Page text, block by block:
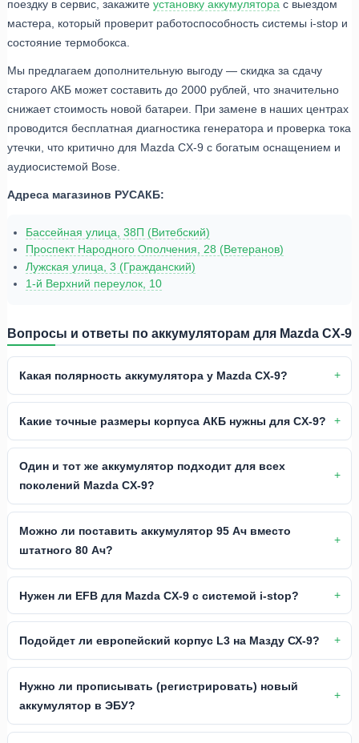
поездку в сервис, закажите установку аккумулятора с выездом
мастера, который проверит работоспособность системы i-stop и
состояние термобокса.
Мы предлагаем дополнительную выгоду — скидка за сдачу
старого АКБ может составить до 2000 рублей, что значительно
снижает стоимость новой батареи. При замене в наших центрах
проводится бесплатная диагностика генератора и проверка тока
утечки, что критично для Mazda CX-9 с богатым оснащением и
аудиосистемой Bose.
Адреса магазинов РУСАКБ:
Бассейная улица, 38П (Витебский)
Проспект Народного Ополчения, 28 (Ветеранов)
Лужская улица, 3 (Гражданский)
1-й Верхний переулок, 10
Вопросы и ответы по аккумуляторам для Mazda CX-9
Какая полярность аккумулятора у Mazda CX-9?
Какие точные размеры корпуса АКБ нужны для CX-9?
Один и тот же аккумулятор подходит для всех
поколений Mazda CX-9?
Можно ли поставить аккумулятор 95 Ач вместо
штатного 80 Ач?
Нужен ли EFB для Mazda CX-9 с системой i-stop?
Подойдет ли европейский корпус L3 на Мазду СХ-9?
Нужно ли прописывать (регистрировать) новый
аккумулятор в ЭБУ?